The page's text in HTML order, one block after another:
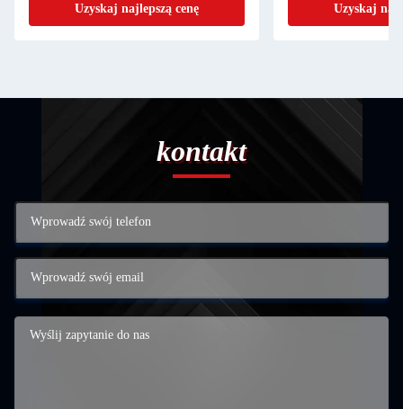
Uzyskaj najlepszą cenę
Uzyskaj
kontakt